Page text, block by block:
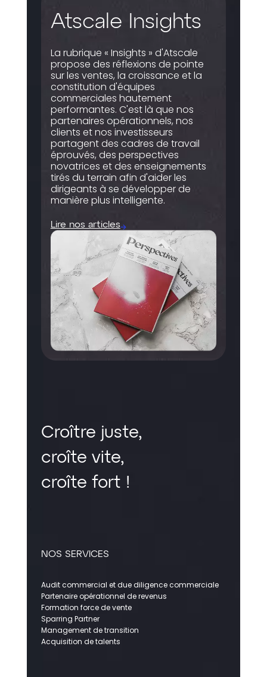
Atscale Insights
La rubrique « Insights » d'Atscale
propose des réflexions de pointe
sur les ventes, la croissance et la
constitution d'équipes
commerciales hautement
performantes. C'est là que nos
partenaires opérationnels, nos
clients et nos investisseurs
partagent des cadres de travail
éprouvés, des perspectives
novatrices et des enseignements
tirés du terrain afin d'aider les
dirigeants à se développer de
manière plus intelligente.
Lire nos articles
Croître juste,
croîte vite,
croîte fort !
NOS SERVICES
Audit commercial et due diligence commerciale
Partenaire opérationnel de revenus
Formation force de vente
Sparring Partner
Management de transition
Acquisition de talents